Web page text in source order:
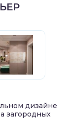
дизайне
загородных